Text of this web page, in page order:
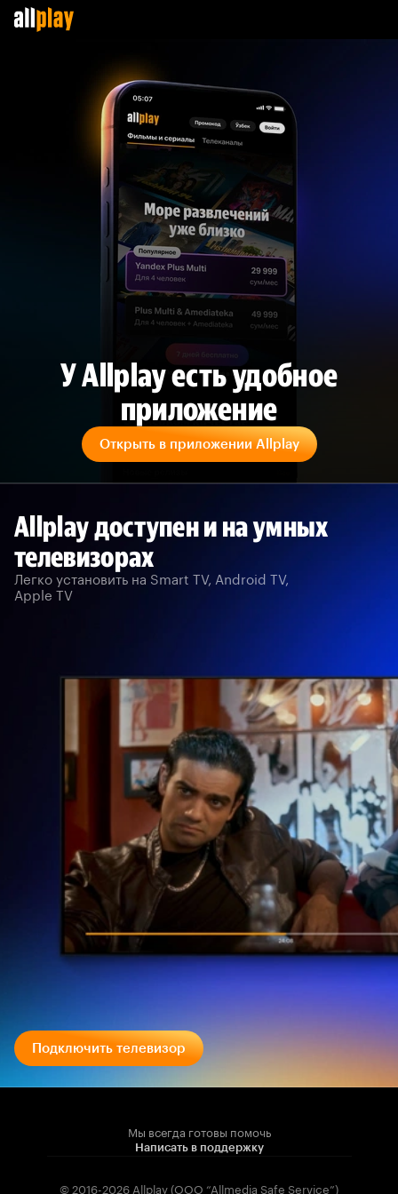
У Allplay есть удобное
приложение
Открыть в приложении Allplay
Allplay доступен и на умных
телевизорах
Легко установить на Smart TV, Android TV,
Apple TV
Подключить телевизор
Мы всегда готовы помочь
Написать в поддержку
© 2016-2026 Allplay (OOO “Allmedia Safe Service”)